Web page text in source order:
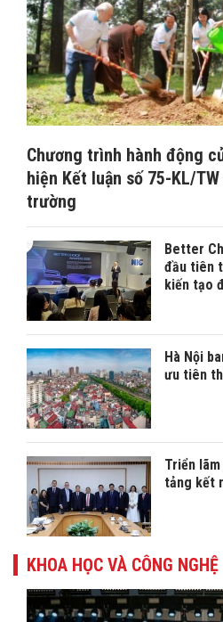
Chương trình hành động
hiện Kết luận số 75-KL/
trường
Better
đầu tiên
kiến tạo
Hà Nội
ưu tiên
Triển
tảng kết
KHOA HỌC VÀ CÔNG NGHỆ